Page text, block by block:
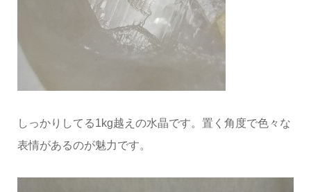
しっかりしてる1kg越えの水晶です。置く角度で色々な
表情があるのが魅力です。